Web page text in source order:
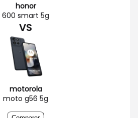
honor
600 smart 5g
VS
motorola
moto g56 5g